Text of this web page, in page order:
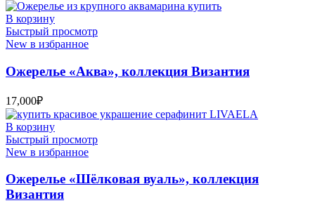
В корзину
Быстрый просмотр
New в избранное
Ожерелье «Аква», коллекция Византия
17,000₽
В корзину
Быстрый просмотр
New в избранное
Ожерелье «Шёлковая вуаль», коллекция
Византия